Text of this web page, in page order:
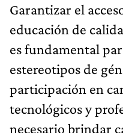
Garantizar el
educación de
es fundamental
estereotipos de
participación en
tecnológicos y
necesario brindar